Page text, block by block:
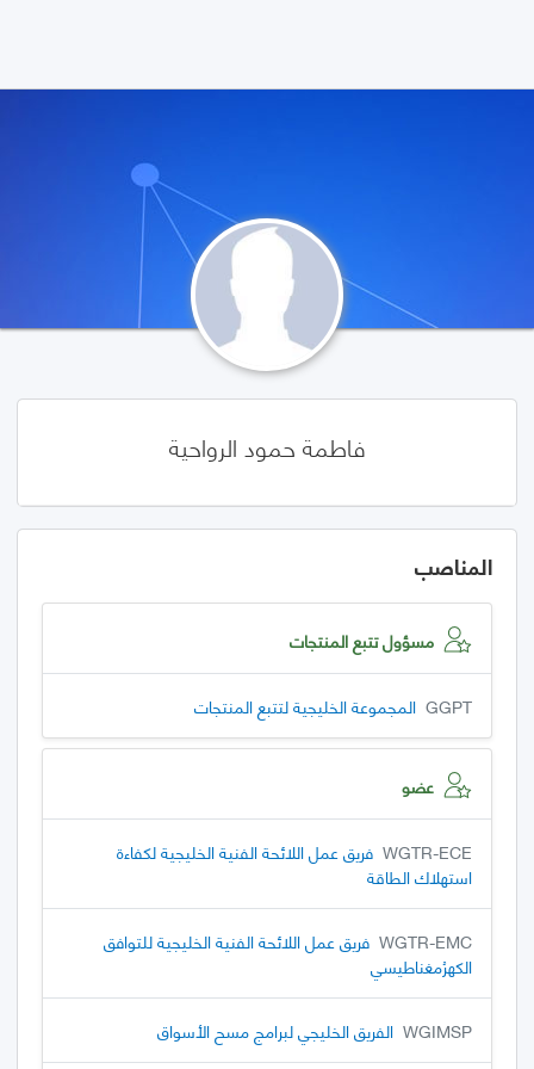
فاطمة حمود الرواحية
المناصب
مسؤول تتبع المنتجات
GGPT المجموعة الخليجية لتتبع المنتجات
عضو
WGTR-ECE فريق عمل اللائحة الفنية الخليجية لكفاءة
استهلاك الطاقة
WGTR-EMC فريق عمل اللائحة الفنية الخليجية للتوافق
الكهرُمغناطيسي
WGIMSP الفريق الخليجي لبرامج مسح الأسواق